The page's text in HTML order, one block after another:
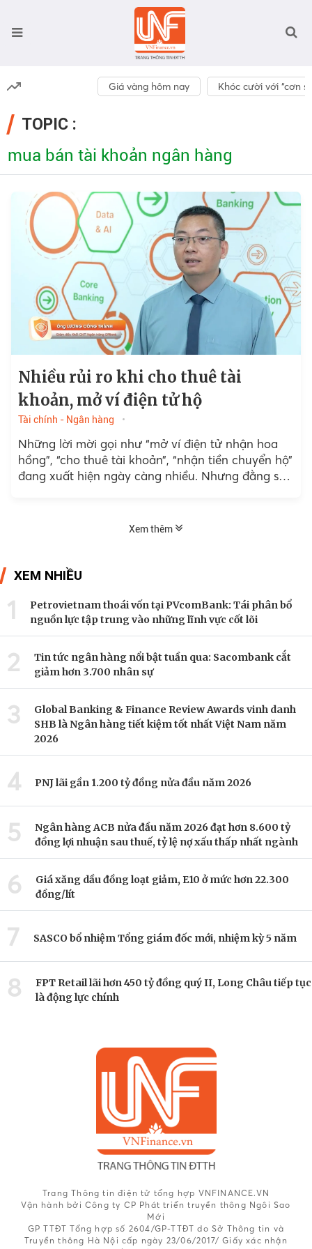
Giá vàng hôm nay Khóc cười với “cơn
TOPIC :
mua bán tài khoản ngân hàng
Nhiều rủi ro khi cho thuê tài
khoản, mở ví điện tử hộ
Tài chính - Ngân hàng
Những lời mời gọi như “mở ví điện tử nhận hoa
hồng”, “cho thuê tài khoản”, “nhận tiền chuyển hộ”
đang xuất hiện ngày càng nhiều. Nhưng đằng sau
Xem thêm
XEM NHIỀU
1
Petrovietnam thoái vốn tại PVcomBank: Tái phân bổ
nguồn lực tập trung vào những lĩnh vực cốt lõi
2
Tin tức ngân hàng nổi bật tuần qua: Sacombank cắt
giảm hơn 3.700 nhân sự
3
Global Banking & Finance Review Awards vinh danh
SHB là Ngân hàng tiết kiệm tốt nhất Việt Nam năm
2026
4 PNJ lãi gần 1.200 tỷ đồng nửa đầu năm 2026
5
Ngân hàng ACB nửa đầu năm 2026 đạt hơn 8.600 tỷ
đồng lợi nhuận sau thuế, tỷ lệ nợ xấu thấp nhất ngành
6
Giá xăng dầu đồng loạt giảm, E10 ở mức hơn 22.300
đồng/lít
7 SASCO bổ nhiệm Tổng giám đốc mới, nhiệm kỳ 5 năm
8
FPT Retail lãi hơn 450 tỷ đồng quý II, Long Châu tiếp tục
là động lực chính
Trang Thông tin điện tử tổng hợp VNFINANCE.VN
Vận hành bởi Công ty CP Phát triển truyền thông Ngôi Sao
Mới
GP TTĐT Tổng hợp số 2604/GP-TTĐT do Sở Thông tin và
Truyền thông Hà Nội cấp ngày 23/06/2017/ Giấy xác nhận